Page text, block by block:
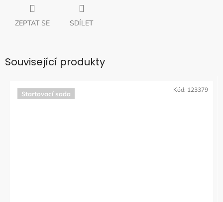
ZEPTAT SE SDÍLET
Související produkty
Startovací sada
Kód: 123379